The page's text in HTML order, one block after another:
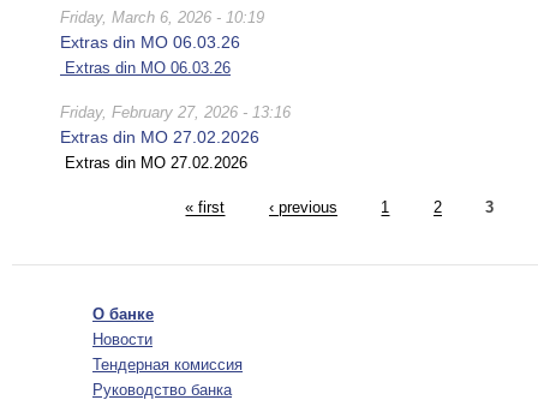
Friday, March 6, 2026 - 10:19
Extras din MO 06.03.26
Extras din MO 06.03.26
Friday, February 27, 2026 - 13:16
Extras din MO 27.02.2026
Extras din MO 27.02.2026
« first ‹ previous 1 2 3
О банке
Новости
Тендерная комиссия
Руководство банка